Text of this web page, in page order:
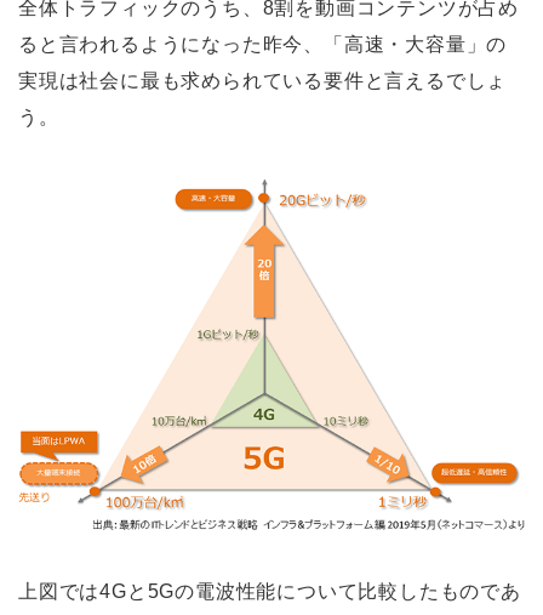
全体トラフィックのうち、8割を動画コンテンツが占め
ると言われるようになった昨今、「高速・大容量」の
実現は社会に最も求められている要件と言えるでしょ
う。
上図では4Gと5Gの電波性能について比較したものであ